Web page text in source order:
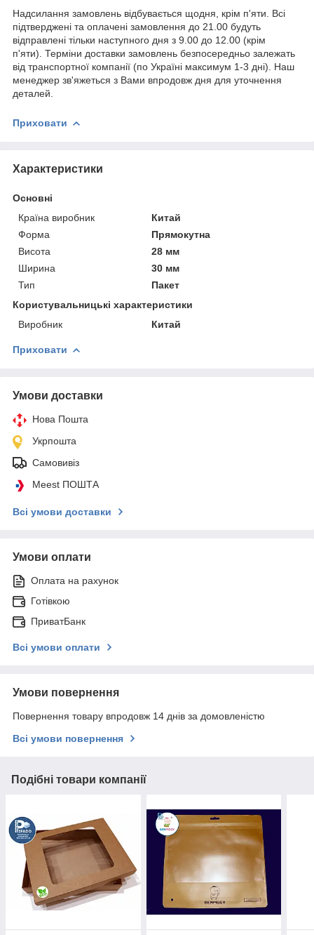
Надсилання замовлень відбувається щодня, крім п'яти. Всі
підтверджені та оплачені замовлення до 21.00 будуть
відправлені тільки наступного дня з 9.00 до 12.00 (крім
п'яти). Терміни доставки замовлень безпосередньо залежать
від транспортної компанії (по Україні максимум 1-3 дні). Наш
менеджер зв'яжеться з Вами впродовж дня для уточнення
деталей.
Приховати
Характеристики
Основні
Країна виробник
Китай
Форма
Прямокутна
Висота
28 мм
Ширина
30 мм
Тип
Пакет
Користувальницькі характеристики
Виробник
Китай
Приховати
Умови доставки
Нова Пошта
Укрпошта
Самовивіз
Meest ПОШТА
Всі умови доставки
Умови оплати
Оплата на рахунок
Готівкою
ПриватБанк
Всі умови оплати
Умови повернення
Повернення товару впродовж 14 днів за домовленістю
Всі умови повернення
Подібні товари компанії